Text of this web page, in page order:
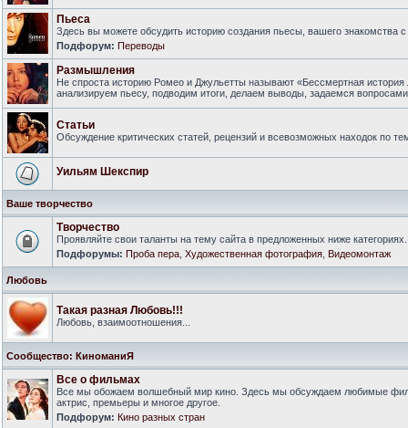
Пьеса
Здесь вы можете обсудить историю создания пьесы, вашего знакомства
Подфорум: Переводы
Размышления
Не спроста историю Ромео и Джульетты называют «Бессмертная
анализируем пьесу, подводим итоги, делаем выводы, задаемся
Статьи
Обсуждение критических статей, рецензий и всевозможных находок по
Уильям Шекспир
Ваше творчество
Творчество
Проявляйте свои таланты на тему сайта в предложенных ниже категориях.
Подфорумы: Проба пера Художественная фотография Видеомонтаж
Любовь
Такая разная Любовь!!!
Любовь, взаимоотношения...
Сообщество: КиноманиЯ
Все о фильмах
Все мы обожаем волшебный мир кино. Здесь мы обсуждаем любимые
актрис, премьеры и многое другое.
Подфорум: Кино разных стран